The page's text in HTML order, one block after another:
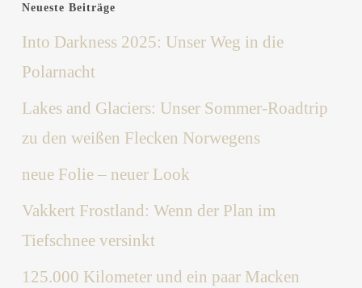
Neueste Beiträge
Into Darkness 2025: Unser Weg in die
Polarnacht
Lakes and Glaciers: Unser Sommer-Roadtrip
zu den weißen Flecken Norwegens
neue Folie – neuer Look
Vakkert Frostland: Wenn der Plan im
Tiefschnee versinkt
125.000 Kilometer und ein paar Macken